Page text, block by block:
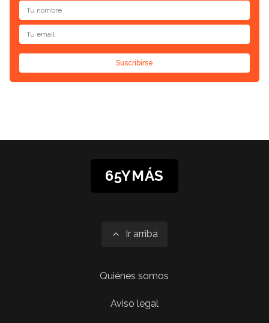
Suscribirse
65YMÁS
Ir arriba
Quiénes somos
Aviso legal